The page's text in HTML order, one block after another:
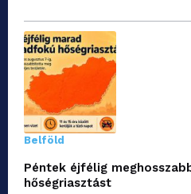
Belföld
Péntek éjfélig
hőségriasztást